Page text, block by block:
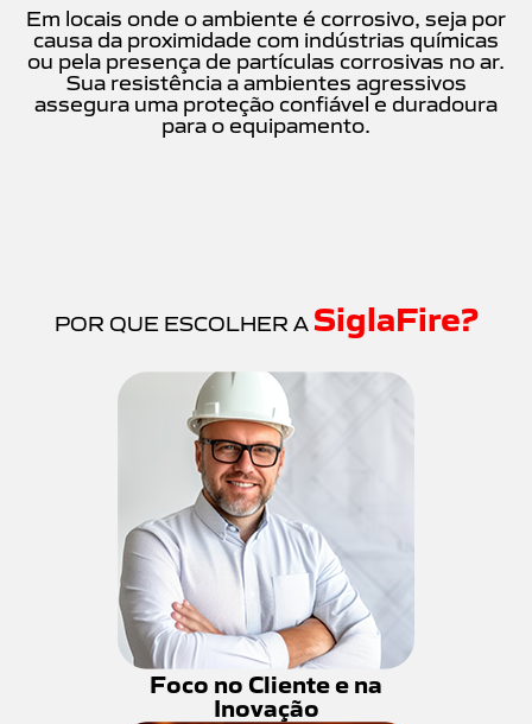
Em locais onde o ambiente é corrosivo, seja por
causa da proximidade com indústrias químicas
ou pela presença de partículas corrosivas no ar.
Sua resistência a ambientes agressivos
assegura uma proteção confiável e duradoura
para o equipamento.
POR QUE ESCOLHER A SiglaFire?
Foco no Cliente e na
Inovação